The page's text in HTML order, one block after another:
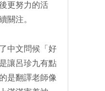
更努力的活
關注。
中文問候「好
讓呂珍九有點
是翻譯老師像